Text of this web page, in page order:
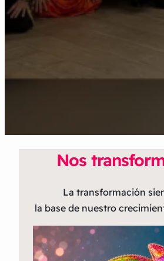
Nos
La transformación
la base de nuestro